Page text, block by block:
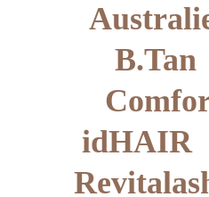
B.Tan
idHAIR